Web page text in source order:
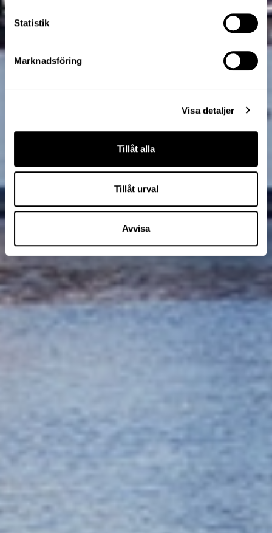
Statistik
Marknadsföring
Visa detaljer
Tillåt alla
Tillåt urval
Avvisa